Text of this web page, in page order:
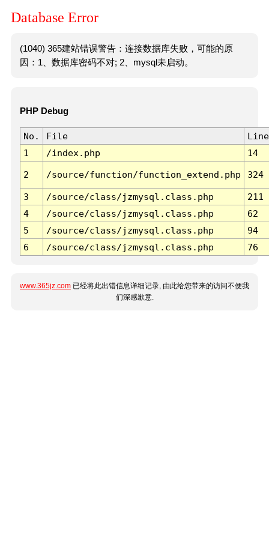
Database Error
(1040) 365建站错误警告：连接数据库失败，可能的原
因：1、数据库密码不对; 2、mysql未启动。
PHP Debug
No. File
Line
1
/index.php 14
2 /source/function/function_extend.php 324
3 /source/class/jzmysql.class.php
211
4
/source/class/jzmysql.class.php
62
5
/source/class/jzmysql.class.php
94
6
/source/class/jzmysql.class.php 76
www.365jz.com 已经将此出错信息详细记录, 由此给您带来的访问不便我
们深感歉意.